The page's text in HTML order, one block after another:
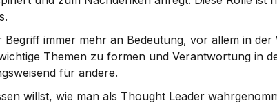
Begriff immer mehr an Bedeutung, vor allem in
Themen zu formen und Verantwortung in
für andere.
willst, wie man als Thought Leader